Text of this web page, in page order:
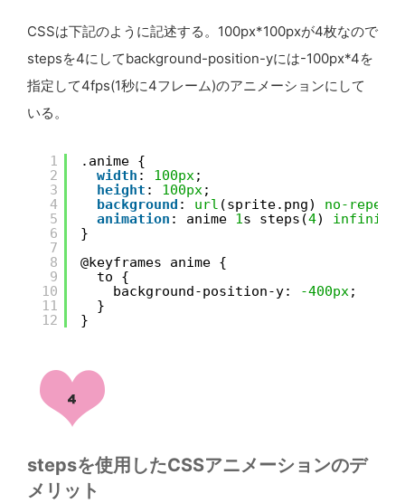
CSSは下記のように記述する。100px*100pxが4枚なので
stepsを4にしてbackground-position-yには-100px*4を
指定して4fps(1秒に4フレーム)のアニメーションにして
いる。
1
2
3
4
5
6
7
8
9
10
11
12
.anime {
width : 100px;
height : 100px;
background : url (sprite.png) no-repeat
animation : anime 1s steps(4) infinite
}
@keyframes anime {
to {
background-position-y:
-400px;
}
}
stepsを使用したCSSアニメーションのデ
メリット